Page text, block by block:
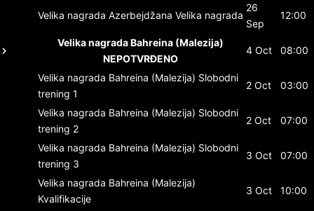
Velika nagrada Azerbejdžana Velika nagrada
26
Sep
12:00
Velika nagrada Bahreina (Malezija)
NEPOTVRĐENO
4 Oct 08:00
Velika nagrada Bahreina (Malezija) Slobodni
trening 1
2 Oct 03:00
Velika nagrada Bahreina (Malezija) Slobodni
trening 2
2 Oct 07:00
Velika nagrada Bahreina (Malezija) Slobodni
trening 3
3 Oct 07:00
Velika nagrada Bahreina (Malezija)
Kvalifikacije
3 Oct 10:00